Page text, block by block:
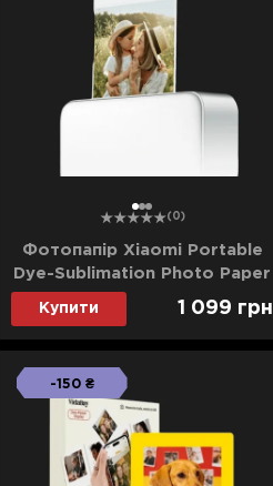
12 3 (0)
Фотопапір Xiaomi Portable
Dye-Sublimation Photo Paper
(50 Sheets)
Купити 1 099 грн
-150 ₴